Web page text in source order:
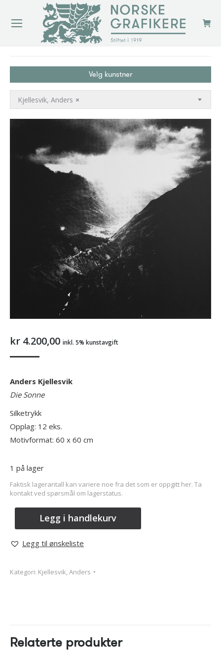
Velg kunstner
×
Kjellesvik, Anders
kr 4.200,00 inkl. 5% kunstavgift
Anders Kjellesvik
Die Sonne
Silketrykk
Opplag: 12 eks.
Motivformat: 60 x 60 cm
1 på lager
Faktisk lagerantall kan variere noe fra det som er oppgitt her. Ta
kontakt ved spørsmål om lagerstatus.
Legg i handlekurv
Legg til ønskeliste
Kategori: Kjellesvik, Anders
Relaterte produkter